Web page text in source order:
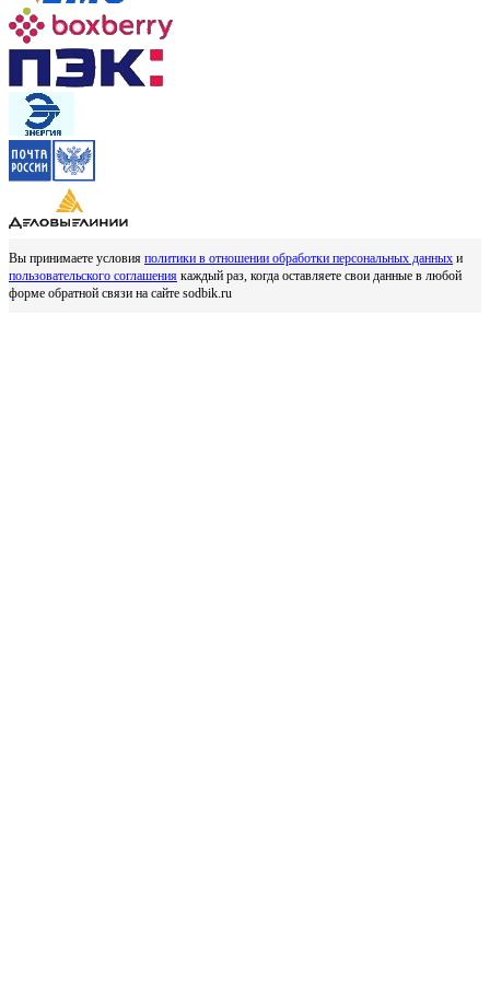
Вы принимаете условия политики в отношении обработки персональных данных и
пользовательского соглашения каждый раз, когда оставляете свои данные в любой
форме обратной связи на сайте sodbik.ru